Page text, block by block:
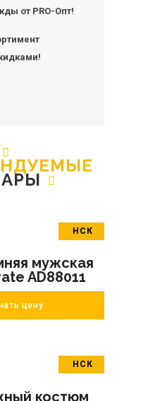
от PRO-Опт!
НСК
мужская
AD88011
цену
НСК
костюм